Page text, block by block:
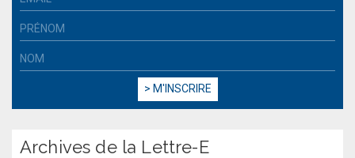
Archives de la Lettre-E